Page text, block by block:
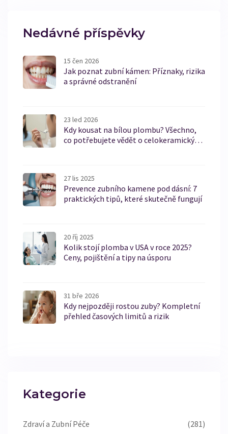
Nedávné příspěvky
15 čen 2026
Jak poznat zubní kámen: Příznaky, rizika
a správné odstranění
23 led 2026
Kdy kousat na bílou plombu? Všechno,
co potřebujete vědět o celokeramických
27 lis 2025
Prevence zubního kamene pod dásní: 7
praktických tipů, které skutečně fungují
20 říj 2025
Kolik stojí plomba v USA v roce 2025?
Ceny, pojištění a tipy na úsporu
31 bře 2026
Kdy nejpozději rostou zuby? Kompletní
přehled časových limitů a rizik
Kategorie
Zdraví a Zubní Péče (281)